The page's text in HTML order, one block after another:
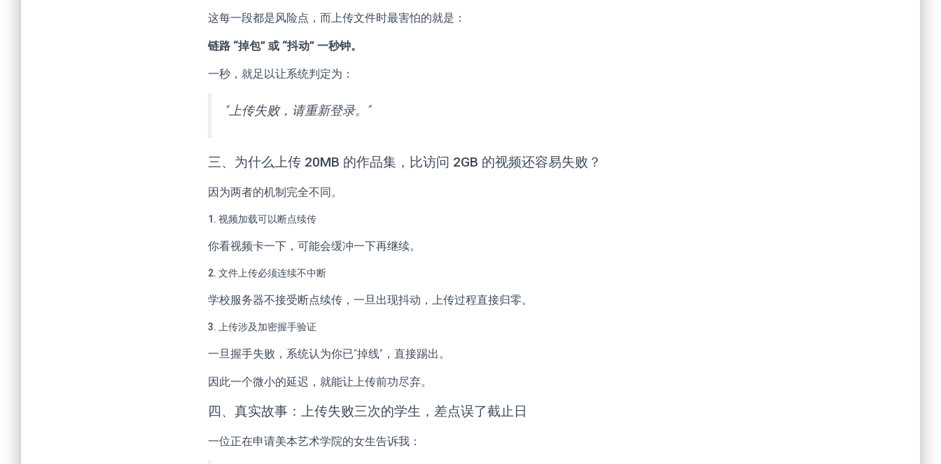
这每一段都是风险点，而上传文件时最害怕的就是：
链路 “掉包” 或 “抖动” 一秒钟。
一秒，就足以让系统判定为：
“上传失败，请重新登录。”
三、为什么上传 20MB 的作品集，比访问 2GB 的视频还容易失败？
因为两者的机制完全不同。
1. 视频加载可以断点续传
你看视频卡一下，可能会缓冲一下再继续。
2. 文件上传必须连续不中断
学校服务器不接受断点续传，一旦出现抖动，上传过程直接归零。
3. 上传涉及加密握手验证
一旦握手失败，系统认为你已“掉线”，直接踢出。
因此一个微小的延迟，就能让上传前功尽弃。
四、真实故事：上传失败三次的学生，差点误了截止日
一位正在申请美本艺术学院的女生告诉我：